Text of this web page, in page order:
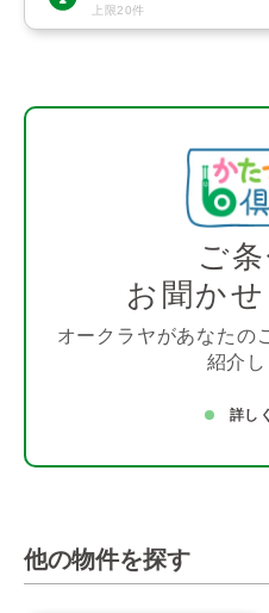
上限20件
ご
お聞か
オークラヤがあなたの
紹介し
詳し
他の物件を探す